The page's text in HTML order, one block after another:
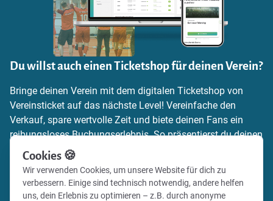
Du willst auch einen Ticketshop für deinen Verein?
Bringe deinen Verein mit dem digitalen Ticketshop von
Vereinsticket auf das nächste Level! Vereinfache den
Verkauf, spare wertvolle Zeit und biete deinen Fans ein
reibungsloses Buchungserlebnis. So präsentierst du deinen
Verein zeitgemäß und professionell.
Mehr Informationen zum Ticketing findest du auf unserer
Webseite – oder registriere dich und lege direkt mit deinem
Cookies 🍪
Wir verwenden Cookies, um unsere Website für dich zu
verbessern. Einige sind technisch notwendig, andere helfen
uns, dein Erlebnis zu optimieren – z.B. durch anonyme